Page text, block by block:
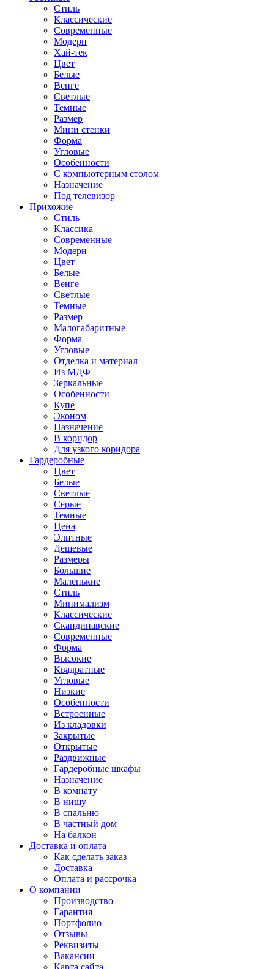
Стиль
Классические
Современные
Модерн
Хай-тек
Цвет
Белые
Венге
Светлые
Темные
Размер
Мини стенки
Форма
Угловые
Особенности
С компьютерным столом
Назначение
Под телевизор
Прихожие
Стиль
Классика
Современные
Модерн
Цвет
Белые
Венге
Светлые
Темные
Размер
Малогабаритные
Форма
Угловые
Отделка и материал
Из МДФ
Зеркальные
Особенности
Купе
Эконом
Назначение
В коридор
Для узкого коридора
Гардеробные
Цвет
Белые
Светлые
Серые
Темные
Цена
Элитные
Дешевые
Размеры
Большие
Маленькие
Стиль
Минимализм
Классические
Скандинавские
Современные
Форма
Высокие
Квадратные
Угловые
Низкие
Особенности
Встроенные
Из кладовки
Закрытые
Открытые
Раздвижные
Гардеробные шкафы
Назначение
В комнату
В нишу
В спальню
В частный дом
На балкон
Доставка и оплата
Как сделать заказ
Доставка
Оплата и рассрочка
О компании
Производство
Гарантия
Портфолио
Отзывы
Реквизиты
Вакансии
Карта сайта